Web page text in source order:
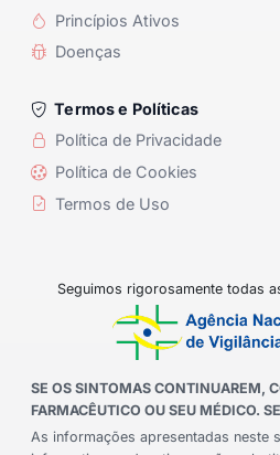
Princípios Ativos
Doenças
Termos e Políticas
Política de Privacidade
Política de Cookies
Termos de Uso
Seguimos rigorosamente todas
SE OS SINTOMAS CONTINUAREM,
FARMACÊUTICO OU SEU MÉDICO.
As informações apresentadas neste